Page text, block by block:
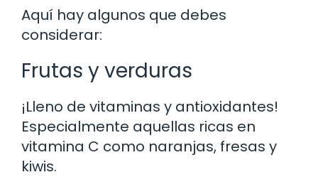
Aquí hay algunos que debes
considerar:
Frutas y verduras
¡Lleno de vitaminas y antioxidantes!
Especialmente aquellas ricas en
vitamina C como naranjas, fresas y
kiwis.